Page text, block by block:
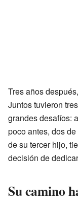
Tres años
Juntos tuvieron
grandes desafíos:
poco antes, dos
de su tercer hijo,
decisión de
Su camino